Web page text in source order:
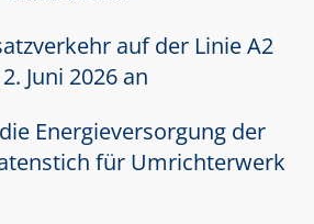
auf der Linie A2
Juni 2026 an
Energieversorgung der
für Umrichterwerk